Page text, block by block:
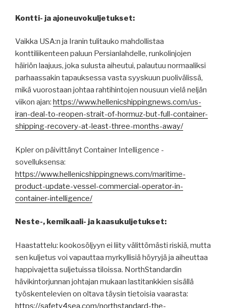
Kontti- ja ajoneuvokuljetukset:
Vaikka USA:n ja Iranin tulitauko mahdollistaa
konttiliikenteen paluun Persianlahdelle, runkolinjojen
häiriön laajuus, joka sulusta aiheutui, palautuu normaaliksi
parhaassakin tapauksessa vasta syyskuun puolivälissä,
mikä vuorostaan johtaa rahtihintojen nousuun vielä neljän
viikon ajan: https://www.hellenicshippingnews.com/us-
iran-deal-to-reopen-strait-of-hormuz-but-full-container-
shipping-recovery-at-least-three-months-away/
Kpler on päivittänyt Container Intelligence -
sovelluksensa:
https://www.hellenicshippingnews.com/maritime-
product-update-vessel-commercial-operator-in-
container-intelligence/
Neste-, kemikaali- ja kaasukuljetukset:
Haastattelu: kookosöljyyn ei liity välittömästi riskiä, ​​mutta
sen kuljetus voi vapauttaa myrkyllisiä höyryjä ja aiheuttaa
happivajetta suljetuissa tiloissa. NorthStandardin
hävikintorjunnan johtajan mukaan lastitankkien sisällä
työskentelevien on oltava täysin tietoisia vaarasta:
https://safety4sea.com/northstandard-the-